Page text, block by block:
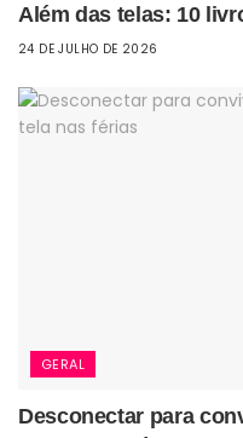
Além das telas: 10
24 DE JULHO DE 2026
GERAL
Desconectar para